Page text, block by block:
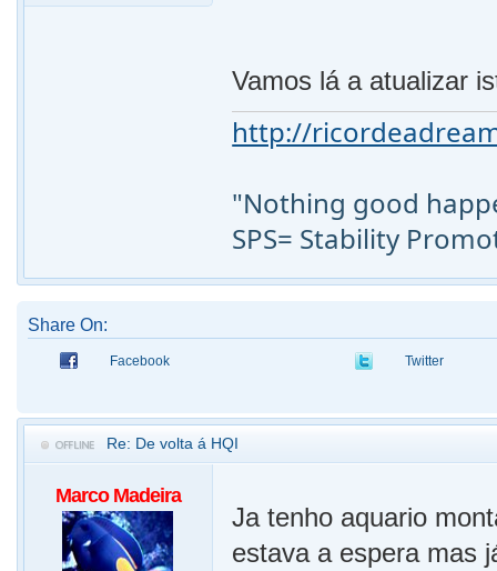
Vamos lá a atualizar
http://
"Nothing good
SPS= Stability
Share On:
Facebook Twitter
Re: De volta á HQI
Marco Madeira
Ja tenho aquario
estava a espera mas